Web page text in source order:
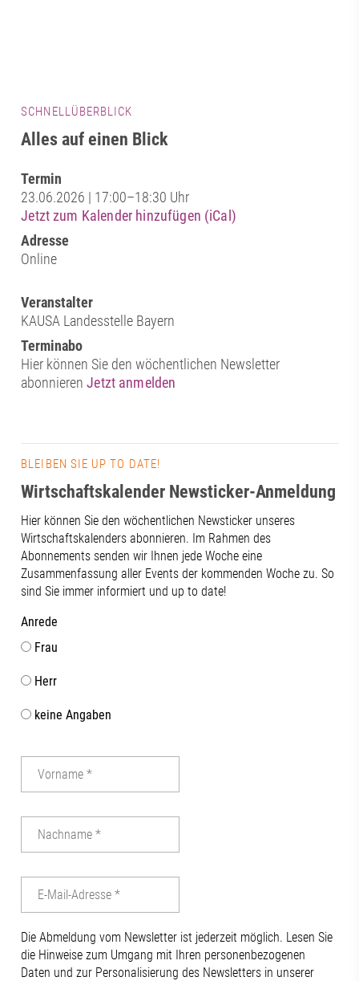
SCHNELLÜBERBLICK
Alles auf einen Blick
Termin
23.06.2026 | 17:00–18:30 Uhr
Jetzt zum Kalender hinzufügen (iCal)
Adresse
Online
Veranstalter
KAUSA Landesstelle Bayern
Terminabo
Hier können Sie den wöchentlichen Newsletter
abonnierenJetzt anmelden
BLEIBEN SIE UP TO DATE!
Wirtschaftskalender Newsticker-Anmeldung
Hier können Sie den wöchentlichen Newsticker unseres
Wirtschaftskalenders abonnieren. Im Rahmen des
Abonnements senden wir Ihnen jede Woche eine
Zusammenfassung aller Events der kommenden Woche zu. So
sind Sie immer informiert und up to date!
Anrede
Frau
Herr
keine Angaben
Die Abmeldung vom Newsletter ist jederzeit möglich. Lesen Sie
die Hinweise zum Umgang mit Ihren personenbezogenen
Daten und zur Personalisierung des Newsletters in unserer